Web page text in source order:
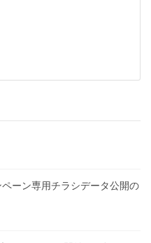
ーン専用チラシデータ公開の